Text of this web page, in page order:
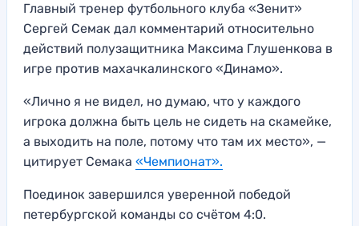
Главный тренер футбольного клуба «Зенит»
Сергей Семак дал комментарий относительно
действий полузащитника Максима Глушенкова в
игре против махачкалинского «Динамо».
«Лично я не видел, но думаю, что у каждого
игрока должна быть цель не сидеть на скамейке,
а выходить на поле, потому что там их место», —
цитирует Семака «Чемпионат».
Поединок завершился уверенной победой
петербургской команды со счётом 4:0.